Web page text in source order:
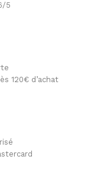
5
120€ d’achat